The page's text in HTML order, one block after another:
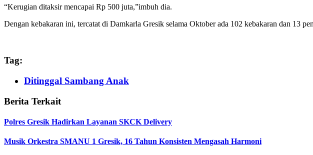
“Kerugian ditaksir mencapai Rp 500 juta,”imbuh dia.
Dengan kebakaran ini, tercatat di Damkarla Gresik selama Oktober ada 102 kebakaran dan 13
Tag:
Ditinggal Sambang Anak
Berita Terkait
Polres Gresik Hadirkan Layanan SKCK Delivery
Musik Orkestra SMANU 1 Gresik, 16 Tahun Konsisten Mengasah Harmoni